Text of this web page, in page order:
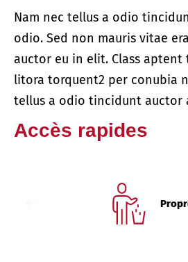
Nam nec tellus a odio
odio. Sed non mauris vitae
auctor eu in elit. Class aptent
litora torquent2 per conubia
tellus a odio tincidunt auctor
Accès rapides